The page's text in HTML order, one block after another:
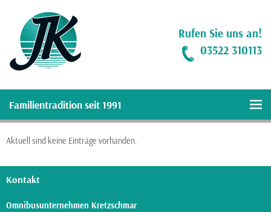
Rufen Sie uns an!
03522 310113
Familientradition seit 1991
Aktuell sind keine Einträge vorhanden.
Kontakt
Omnibusunternehmen Kretzschmar